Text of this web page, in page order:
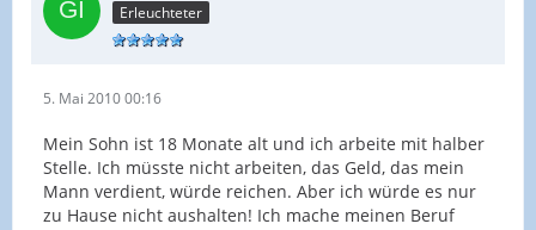
Erleuchteter
5. Mai 2010 00:16
Mein Sohn ist 18 Monate alt und ich arbeite mit halber
Stelle. Ich müsste nicht arbeiten, das Geld, das mein
Mann verdient, würde reichen. Aber ich würde es nur
zu Hause nicht aushalten! Ich mache meinen Beruf